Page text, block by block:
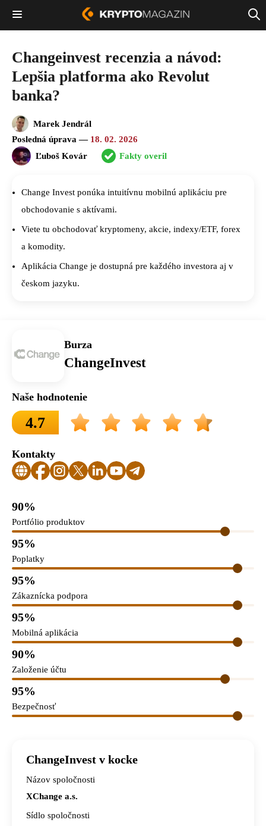
Changeinvest recenzia a návod:
Lepšia platforma ako Revolut
banka?
Marek Jendrál
Posledná úprava — 18. 02. 2026
Ľuboš Kovár
Fakty overil
Change Invest ponúka intuitívnu mobilnú aplikáciu pre
obchodovanie s aktívami.
Viete tu obchodovať kryptomeny, akcie, indexy/ETF, forex
a komodity.
Aplikácia Change je dostupná pre každého investora aj v
českom jazyku.
Burza
ChangeInvest
Naše hodnotenie
4.7
Kontakty
90%
Portfólio produktov
95%
Poplatky
95%
Zákaznícka podpora
95%
Mobilná aplikácia
90%
Založenie účtu
95%
Bezpečnosť
ChangeInvest v kocke
Názov spoločnosti
XChange a.s.
Sídlo spoločnosti